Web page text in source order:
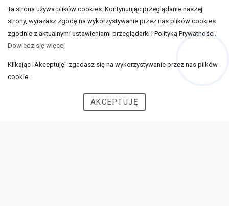
SPRZEDAŻ
Ta strona używa plików cookies. Kontynuując przeglądanie naszej
strony, wyrażasz zgodę na wykorzystywanie przez nas plików cookies
zgodnie z aktualnymi ustawieniami przeglądarki i Polityką Prywatności.
Dowiedz się więcej
Klikając "Akceptuję" zgadasz się na wykorzystywanie przez nas plików
cookie.
AKCEPTUJĘ
Hej! Chętnie Ci pomogę